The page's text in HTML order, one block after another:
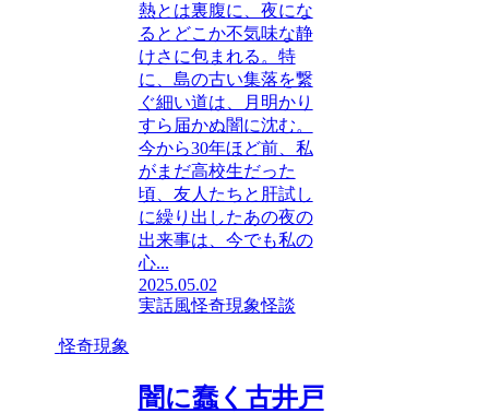
熱とは裏腹に、夜にな
るとどこか不気味な静
けさに包まれる。特
に、島の古い集落を繋
ぐ細い道は、月明かり
すら届かぬ闇に沈む。
今から30年ほど前、私
がまだ高校生だった
頃、友人たちと肝試し
に繰り出したあの夜の
出来事は、今でも私の
心...
2025.05.02
実話風怪奇現象怪談
怪奇現象
闇に蠢く古井戸